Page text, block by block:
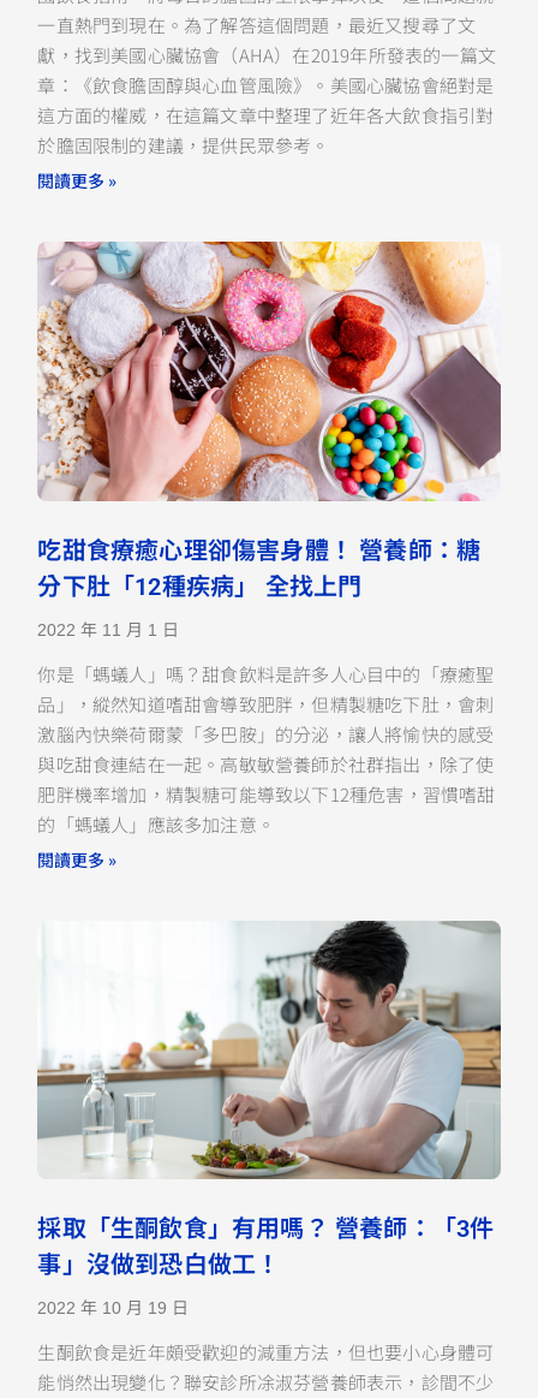
一直熱門到現在。為了解答這個問題，最近又搜尋了文
獻，找到美國心臟協會（AHA）在2019年所發表的一篇文
章：《飲食膽固醇與心血管風險》。美國心臟協會絕對是
這方面的權威，在這篇文章中整理了近年各大飲食指引對
於膽固限制的建議，提供民眾參考。
閱讀更多 »
吃甜食療癒心理卻傷害身體！ 營養師：糖
分下肚「12種疾病」 全找上門
2022 年 11 月 1 日
你是「螞蟻人」嗎？甜食飲料是許多人心目中的「療癒聖
品」，縱然知道嗜甜會導致肥胖，但精製糖吃下肚，會刺
激腦內快樂荷爾蒙「多巴胺」的分泌，讓人將愉快的感受
與吃甜食連結在一起。高敏敏營養師於社群指出，除了使
肥胖機率增加，精製糖可能導致以下12種危害，習慣嗜甜
的「螞蟻人」應該多加注意。
閱讀更多 »
採取「生酮飲食」有用嗎？ 營養師：「3件
事」沒做到恐白做工！
2022 年 10 月 19 日
生酮飲食是近年頗受歡迎的減重方法，但也要小心身體可
能悄然出現變化？聯安診所凃淑芬營養師表示，診間不少